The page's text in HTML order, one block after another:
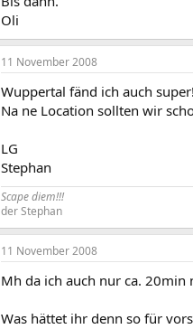
Oli
11 November 2008
Wuppertal fänd ich auch
Na ne Location sollten wir
LG
Stephan
Scape diem!!!
der Stephan
11 November 2008
Mh da ich auch nur ca. 20min
Was hättet ihr denn so für